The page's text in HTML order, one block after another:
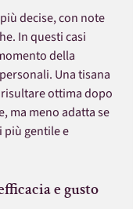
decise, con note
In questi casi
della
Una tisana
ottima dopo
ma meno adatta se
più gentile e
e gusto